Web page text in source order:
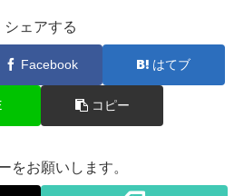
シェアする
Facebook はてブ
コピー
をお願いします。